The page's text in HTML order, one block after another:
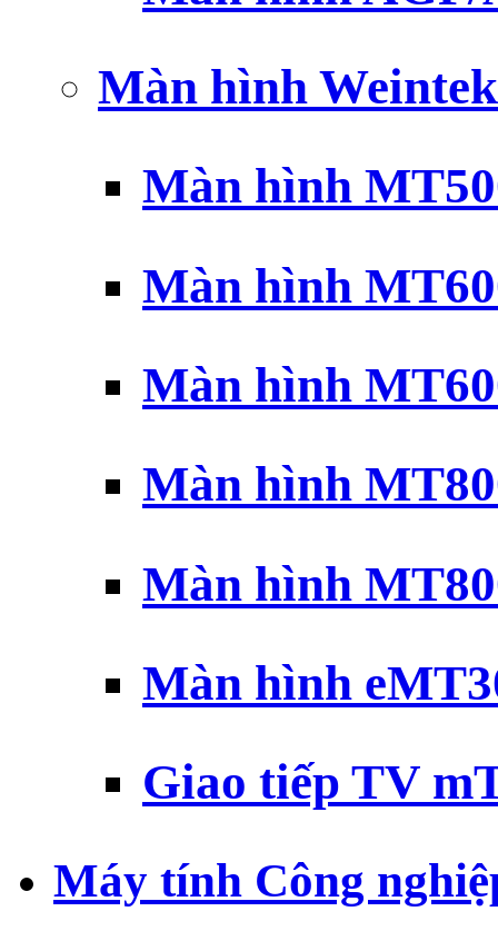
Màn hình
Màn hình
Màn hình
Màn hình
Màn hình
Màn hình
Màn hình
Giao tiếp TV
Máy tính Công